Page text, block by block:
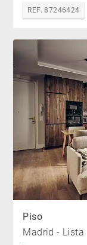
REF. 87246424
Piso
Madrid - Lista